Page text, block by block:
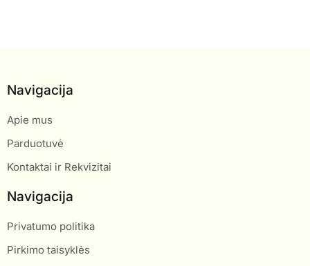
Navigacija
Apie mus
Parduotuvė
Kontaktai ir Rekvizitai
Navigacija
Privatumo politika
Pirkimo taisyklės